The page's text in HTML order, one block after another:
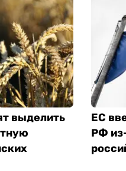
выделить
ЕС
РФ